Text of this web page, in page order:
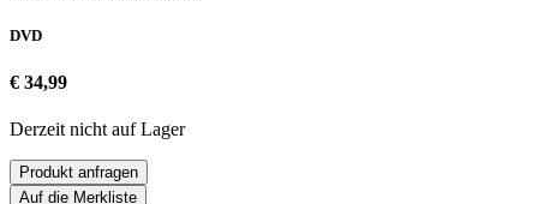
DVD
€ 34,99
Derzeit nicht auf Lager
Produkt anfragen
Auf die Merkliste